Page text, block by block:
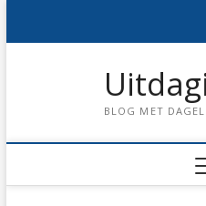
BLOG MET